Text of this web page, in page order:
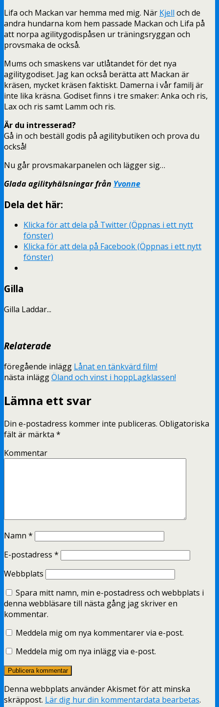
Lifa och Mackan var hemma med mig. När Kjell och de
andra hundarna kom hem passade Mackan och Lifa på
att norpa agilitygodispåsen ur träningsryggan och
provsmaka de också.
Mums och smaskens var utlåtandet för det nya
agilitygodiset. Jag kan också berätta att Mackan är
kräsen, mycket kräsen faktiskt. Damerna i vår familj är
inte lika kräsna. Godiset finns i tre smaker: Anka och ris,
Lax och ris samt Lamm och ris.
Är du intresserad?
Gå in och beställ godis på agilitybutiken och prova du
också!
Nu går provsmakarpanelen och lägger sig…
Glada agilityhälsningar från Yvonne
Dela det här:
Klicka för att dela på Twitter (Öppnas i ett nytt
fönster)
Klicka för att dela på Facebook (Öppnas i ett nytt
fönster)
Gilla
Gilla Laddar...
Relaterade
föregående inlägg Lånat en tänkvärd film!
nästa inläggÖland och vinst i hoppLagklassen!
Lämna ett svar
Din e-postadress kommer inte publiceras. Obligatoriska
fält är märkta *
Kommentar
Namn *
E-postadress *
Webbplats
Spara mitt namn, min e-postadress och webbplats i
denna webbläsare till nästa gång jag skriver en
kommentar.
Meddela mig om nya kommentarer via e-post.
Meddela mig om nya inlägg via e-post.
Denna webbplats använder Akismet för att minska
skräppost. Lär dig hur din kommentardata bearbetas.